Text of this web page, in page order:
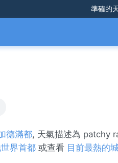
準確的
德滿都, 天氣描述為 patchy
界首都 或查看 目前最熱的